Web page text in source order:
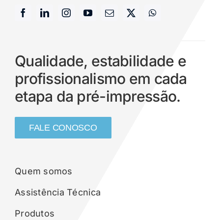
Qualidade, estabilidade e
profissionalismo em cada
etapa da pré-impressão.
FALE CONOSCO
Quem somos
Assistência Técnica
Produtos